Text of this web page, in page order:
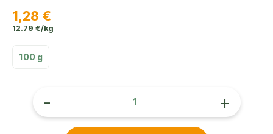
1,28 €
12.79 €/kg
100 g
- +